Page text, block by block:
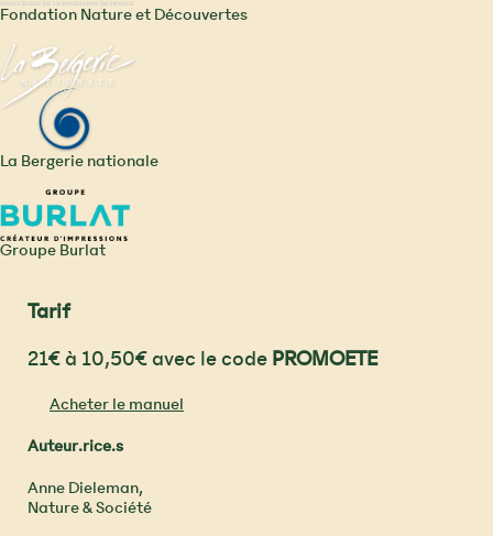
Fondation Nature et Découvertes
La Bergerie nationale
Groupe Burlat
Tarif
21€ à 10,50€ avec le codePROMOETE
Acheter le manuel
Auteur.rice.s
Anne Dieleman,
Nature & Société